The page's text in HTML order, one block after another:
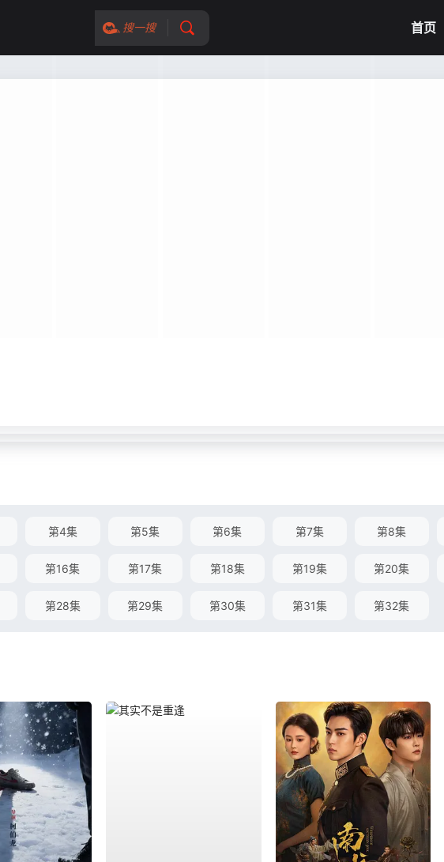
搜一搜 首页
第4集 第5集 第6集 第7集 第8集
第16集 第17集 第18集 第19集 第20集
第28集 第29集 第30集 第31集 第32集